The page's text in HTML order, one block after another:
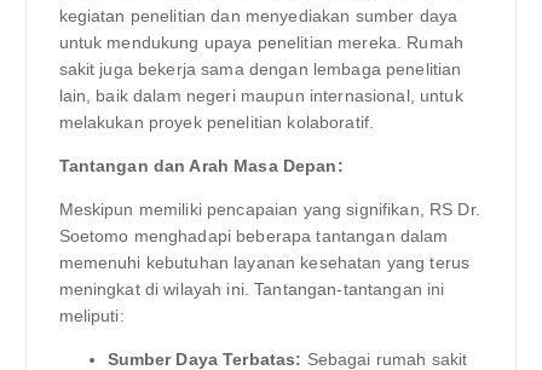
kegiatan penelitian dan menyediakan sumber daya
untuk mendukung upaya penelitian mereka. Rumah
sakit juga bekerja sama dengan lembaga penelitian
lain, baik dalam negeri maupun internasional, untuk
melakukan proyek penelitian kolaboratif.
Tantangan dan Arah Masa Depan:
Meskipun memiliki pencapaian yang signifikan, RS Dr.
Soetomo menghadapi beberapa tantangan dalam
memenuhi kebutuhan layanan kesehatan yang terus
meningkat di wilayah ini. Tantangan-tantangan ini
meliputi:
Sumber Daya Terbatas: Sebagai rumah sakit